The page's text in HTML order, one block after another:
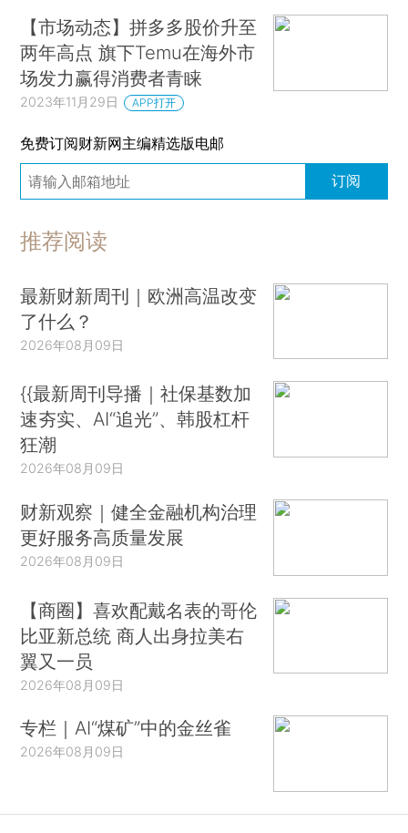
【市场动态】拼多多股价升至
两年高点 旗下Temu在海外市
场发力赢得消费者青睐
2023年11月29日 APP打开
免费订阅财新网主编精选版电邮
订阅
推荐阅读
最新财新周刊｜欧洲高温改变
了什么？
2026年08月09日
{{最新周刊导播｜社保基数加
速夯实、AI“追光”、韩股杠杆
狂潮
2026年08月09日
财新观察｜健全金融机构治理
更好服务高质量发展
2026年08月09日
【商圈】喜欢配戴名表的哥伦
比亚新总统 商人出身拉美右
翼又一员
2026年08月09日
专栏｜AI“煤矿”中的金丝雀
2026年08月09日